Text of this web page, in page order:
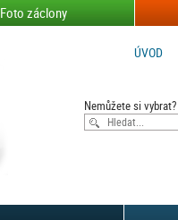
Foto záclony
ÚVOD
Nemůžete si